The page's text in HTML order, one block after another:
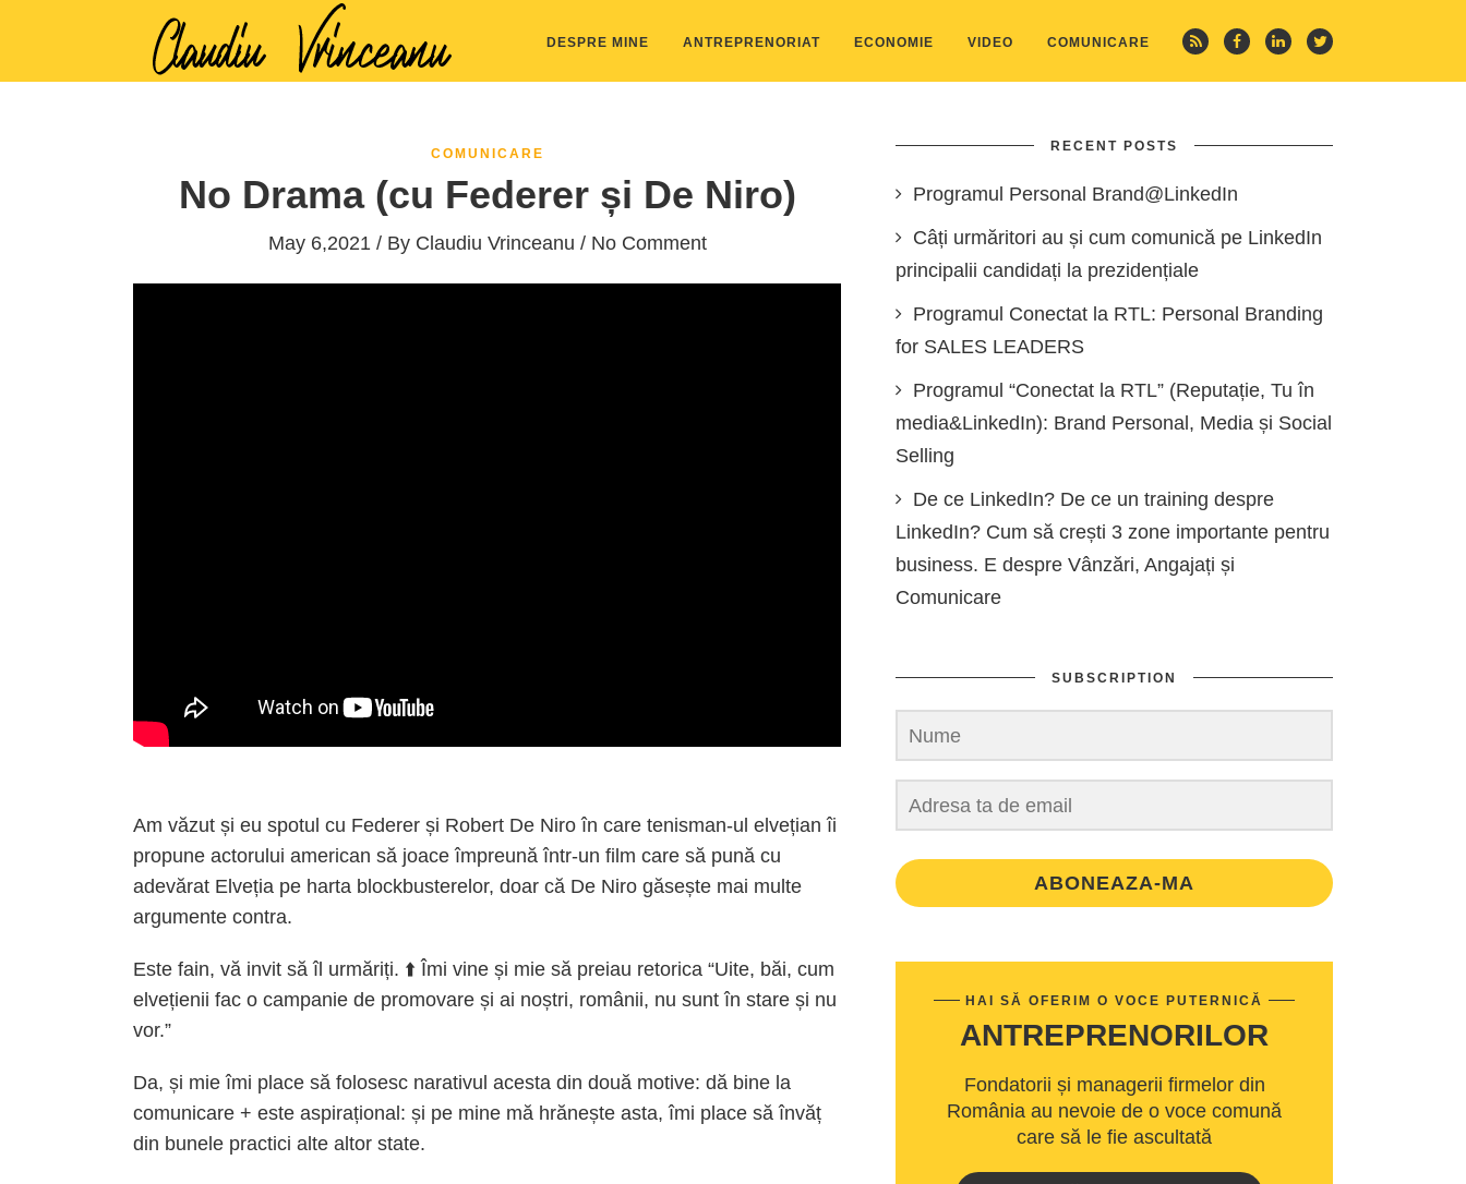
DESPRE MINE ANTREPRENORIAT ECONOMIE VIDEO COMUNICARE
COMUNICARE
No Drama (cu Federer și De Niro)
May 6,2021 / By Claudiu Vrinceanu / No Comment
Am văzut și eu spotul cu Federer și Robert De Niro în care tenisman-ul elvețian îi
propune actorului american să joace împreună într-un film care să pună cu
adevărat Elveția pe harta blockbusterelor, doar că De Niro găsește mai multe
argumente contra.
Este fain, vă invit să îl urmăriți. ⬆️ Îmi vine și mie să preiau retorica “Uite, băi, cum
elvețienii fac o campanie de promovare și ai noștri, românii, nu sunt în stare și nu
vor.”
Da, și mie îmi place să folosesc narativul acesta din două motive: dă bine la
comunicare + este aspirațional: și pe mine mă hrănește asta, îmi place să învăț
din bunele practici alte altor state.
RECENT POSTS
Programul Personal Brand@LinkedIn
Câți urmăritori au și cum comunică pe LinkedIn
principalii candidați la prezidențiale
Programul Conectat la RTL: Personal Branding
for SALES LEADERS
Programul “Conectat la RTL” (Reputație, Tu în
media&LinkedIn): Brand Personal, Media și Social
Selling
De ce LinkedIn? De ce un training despre
LinkedIn? Cum să crești 3 zone importante pentru
business. E despre Vânzări, Angajați și
Comunicare
SUBSCRIPTION
ABONEAZA-MA
HAI SĂ OFERIM O VOCE PUTERNICĂ
ANTREPRENORILOR
Fondatorii și managerii firmelor din
România au nevoie de o voce comună
care să le fie ascultată